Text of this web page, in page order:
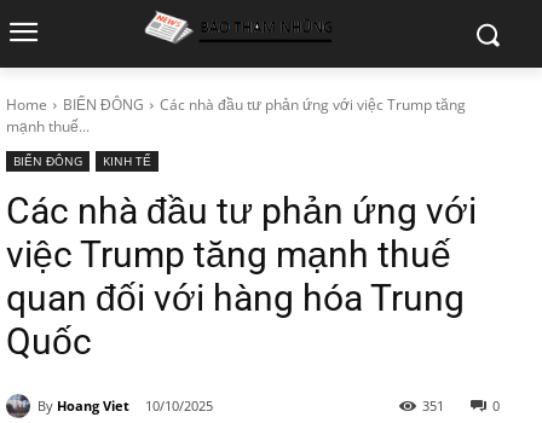
Home BIỂN ĐÔNG
Các nhà đầu tư phản ứng với việc Trump tăng
mạnh thuế...
BIỂN ĐÔNG KINH TẾ
Các nhà đầu tư phản ứng với
việc Trump tăng mạnh thuế
quan đối với hàng hóa Trung
Quốc
By Hoang Viet 10/10/2025 0
351